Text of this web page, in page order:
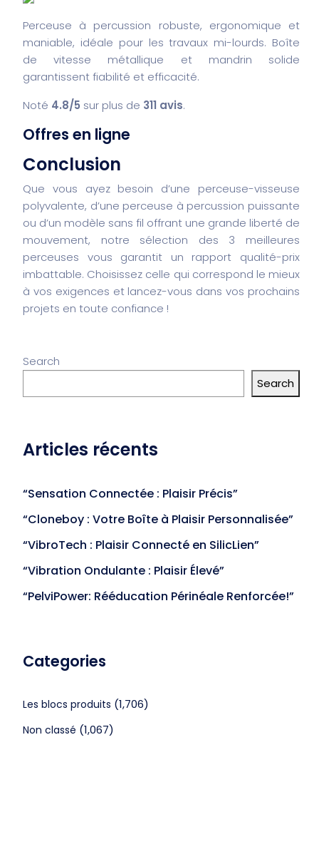
Perceuse à percussion robuste, ergonomique et
maniable, idéale pour les travaux mi-lourds. Boîte
de vitesse métallique et mandrin solide
garantissent fiabilité et efficacité.
Noté 4.8/5 sur plus de 311 avis.
Offres en ligne
Conclusion
Que vous ayez besoin d’une perceuse-visseuse
polyvalente, d’une perceuse à percussion puissante
ou d’un modèle sans fil offrant une grande liberté de
mouvement, notre sélection des 3 meilleures
perceuses vous garantit un rapport qualité-prix
imbattable. Choisissez celle qui correspond le mieux
à vos exigences et lancez-vous dans vos prochains
projets en toute confiance !
Search
Search
Articles récents
“Sensation Connectée : Plaisir Précis”
“Cloneboy : Votre Boîte à Plaisir Personnalisée”
“VibroTech : Plaisir Connecté en SilicLien”
“Vibration Ondulante : Plaisir Élevé”
“PelviPower: Rééducation Périnéale Renforcée!”
Categories
Les blocs produits (1,706)
Non classé (1,067)